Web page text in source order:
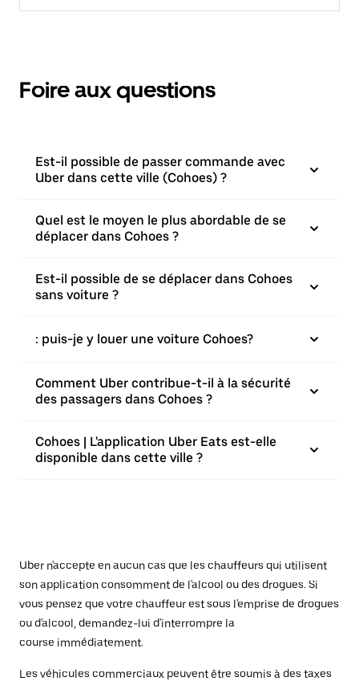
Foire aux questions
Est-il possible de passer commande avec
Uber dans cette ville (Cohoes) ?
Quel est le moyen le plus abordable de se
déplacer dans Cohoes ?
Est-il possible de se déplacer dans Cohoes
sans voiture ?
: puis-je y louer une voiture Cohoes?
Comment Uber contribue-t-il à la sécurité
des passagers dans Cohoes ?
Cohoes | L'application Uber Eats est-elle
disponible dans cette ville ?
Uber n'accepte en aucun cas que les chauffeurs qui utilisent
son application consomment de l'alcool ou des drogues. Si
vous pensez que votre chauffeur est sous l'emprise de drogues
ou d'alcool, demandez-lui d'interrompre la
course immédiatement.
Les véhicules commerciaux peuvent être soumis à des taxes